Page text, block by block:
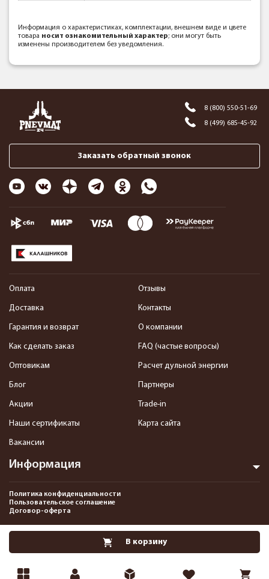
В корзину
Информация о характеристиках, комплектации, внешнем виде и цвете
товара носит ознакомительный характер; они могут быть
изменены производителем без уведомления.
8 (800) 550-51-69
8 (499) 685-45-92
Заказать обратный звонок
Информация
Оплата
Доставка
Гарантия и возврат
Как сделать заказ
Оптовикам
Блог
Акции
Наши сертификаты
Вакансии
Отзывы
Контакты
О компании
FAQ (частые вопросы)
Расчет дульной энергии
Партнеры
Trade-in
Карта сайта
Политика конфиденциальности
Пользовательское соглашение
Договор-оферта
2013-2026 Интернет-магазин пневматики, страйкбола и снаряжения–
Pnevmat24.ru. Все права защищены.©